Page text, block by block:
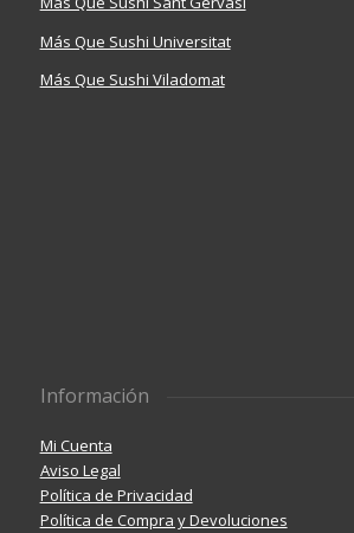
Más Que Sushi Universitat
Más Que Sushi Viladomat
Información
Mi Cuenta
Aviso Legal
Política de Privacidad
Política de Compra y Devoluciones